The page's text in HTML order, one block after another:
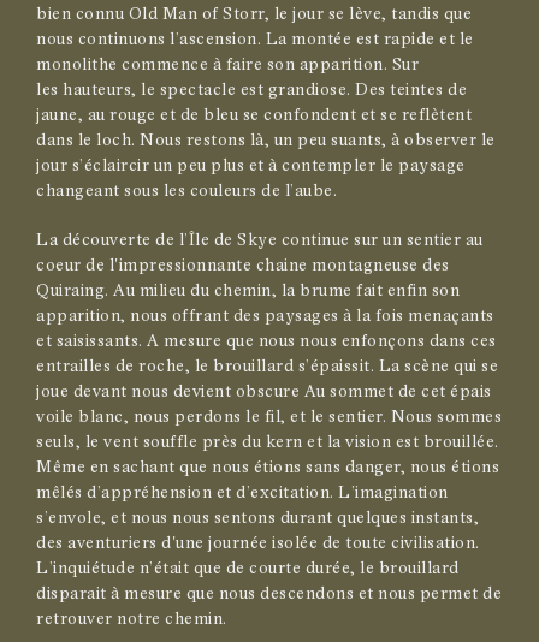
bien connu Old Man of Storr, le jour se lève, tandis que
nous continuons l’ascension. La montée est rapide et le
monolithe commence à faire son apparition. Sur
les hauteurs, le spectacle est grandiose. Des teintes de
jaune, au rouge et de bleu se confondent et se reflètent
dans le loch. Nous restons là, un peu suants, à observer le
jour s’éclaircir un peu plus et à contempler le paysage
changeant sous les couleurs de l’aube.
La découverte de l’Île de Skye continue sur un sentier au
coeur de l'impressionnante chaine montagneuse des
Quiraing. Au milieu du chemin, la brume fait enfin son
apparition, nous offrant des paysages à la fois menaçants
et saisissants. A mesure que nous nous enfonçons dans ces
entrailles de roche, le brouillard s’épaissit. La scène qui se
joue devant nous devient obscure Au sommet de cet épais
voile blanc, nous perdons le fil, et le sentier. Nous sommes
seuls, le vent souffle près du kern et la vision est brouillée.
Même en sachant que nous étions sans danger, nous étions
mêlés d’appréhension et d’excitation. L’imagination
s’envole, et nous nous sentons durant quelques instants,
des aventuriers d'une journée isolée de toute civilisation.
L’inquiétude n’était que de courte durée, le brouillard
disparait à mesure que nous descendons et nous permet de
retrouver notre chemin.